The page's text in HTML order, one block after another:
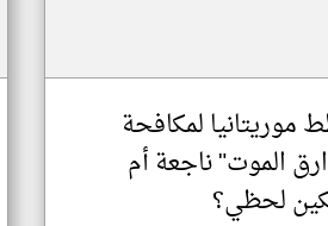
موريتانيا لمكافحة
الموت" ناجعة أم
لحظي؟